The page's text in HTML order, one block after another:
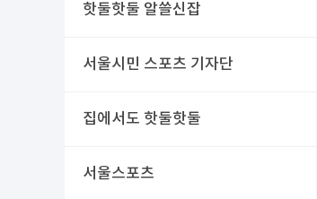
핫둘핫둘 알쓸신잡
서울시민 스포츠 기자단
집에서도 핫둘핫둘
서울스포츠